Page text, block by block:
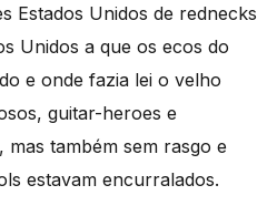
Estados Unidos de rednecks
Unidos a que os ecos do
e onde fazia lei o velho
guitar-heroes e
também sem rasgo e
estavam encurralados.